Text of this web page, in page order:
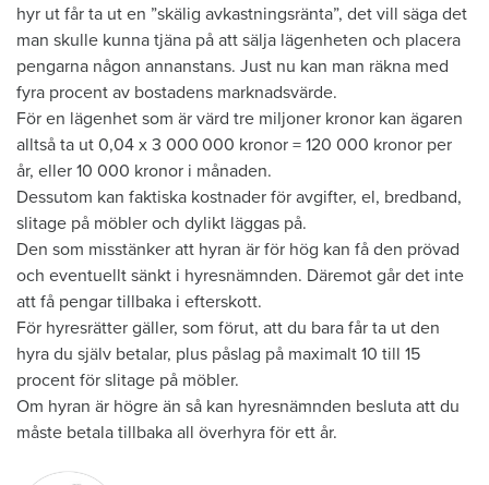
hyr ut får ta ut en ”skälig avkastningsränta”, det vill säga det
man skulle kunna tjäna på att sälja lägenheten och placera
pengarna någon annanstans. Just nu kan man räkna med
fyra procent av bostadens marknadsvärde.
För en lägenhet som är värd tre miljoner kronor kan ägaren
alltså ta ut 0,04 x 3 000 000 kronor = 120 000 kronor per
år, eller 10 000 kronor i månaden.
Dessutom kan faktiska kostnader för avgifter, el, bredband,
slitage på möbler och dylikt läggas på.
Den som misstänker att hyran är för hög kan få den prövad
och eventuellt sänkt i hyresnämnden. Däremot går det inte
att få pengar tillbaka i efterskott.
För hyresrätter gäller, som förut, att du bara får ta ut den
hyra du själv betalar, plus påslag på maximalt 10 till 15
procent för slitage på möbler.
Om hyran är högre än så kan hyresnämnden besluta att du
måste betala tillbaka all överhyra för ett år.